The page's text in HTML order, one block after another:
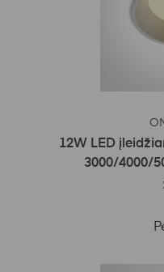
12W LED
3000/4000/